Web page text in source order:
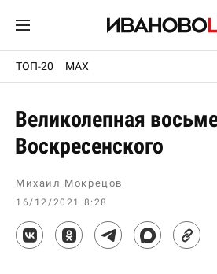
ТОП-20 MAX
Великолепная
Воскресенского
Михаил Мокрецов
16/12/2021 8:28